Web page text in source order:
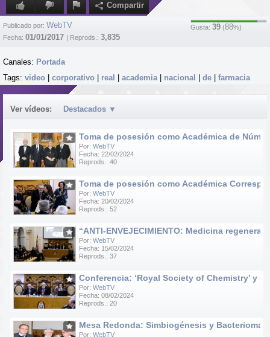
Compartir
Gusta: 39 (88%)
Publicado por: WebTV
Fecha: 01/01/2017 | Reprods.: 3,835
Canales: Portada
Tags: video corporativo real academia nacional de farmacia
Ver vídeos: Destacados ▼
Toma de posesión como Académica de
Por: WebTV
Fecha: 22/02/2024
Reprods.: 40
Toma de posesión como Académica
Por: WebTV
Fecha: 20/02/2024
Reprods.: 52
“ANTI-ENVEJECIMIENTO: Medicina
Por: WebTV
Fecha: 15/02/2024
Reprods.: 37
Conferencia: ‘Royal Society of Chemistry’ y
Por: WebTV
Fecha: 08/02/2024
Reprods.: 20
Mesa Redonda: Simbiogénesis y Bacteriomas
Por: WebTV